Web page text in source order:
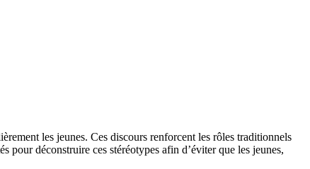
les jeunes. Ces discours renforcent les rôles traditionnels
pour déconstruire ces stéréotypes afin d’éviter que les jeunes,